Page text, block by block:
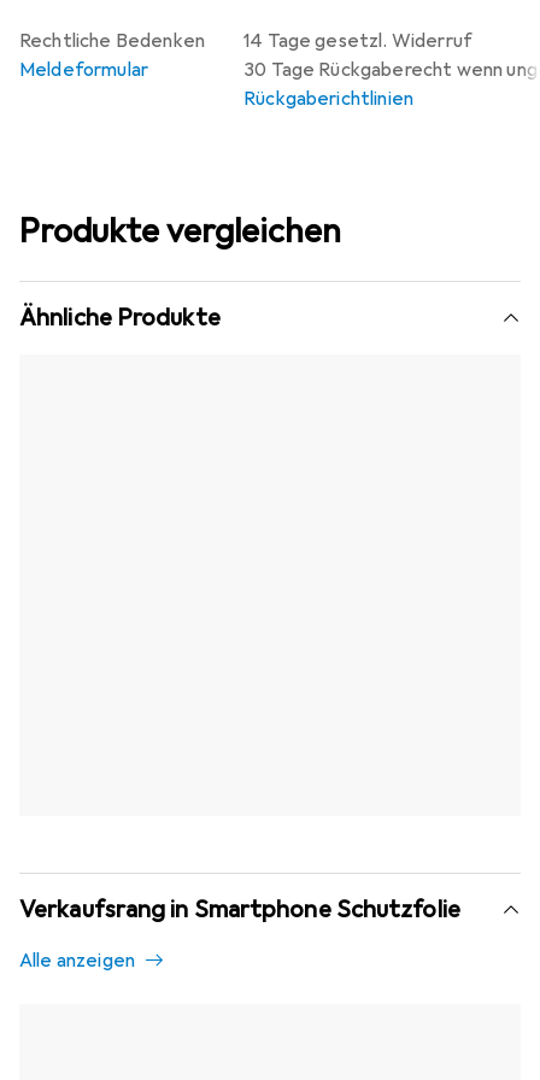
14 Tage gesetzl. Widerruf
30 Tage Rückgaberecht wenn
Rückgaberichtlinien
Rechtliche Bedenken
Meldeformular
Produkte vergleichen
Ähnliche Produkte
Verkaufsrang in Smartphone Schutzfolie
Alle anzeigen